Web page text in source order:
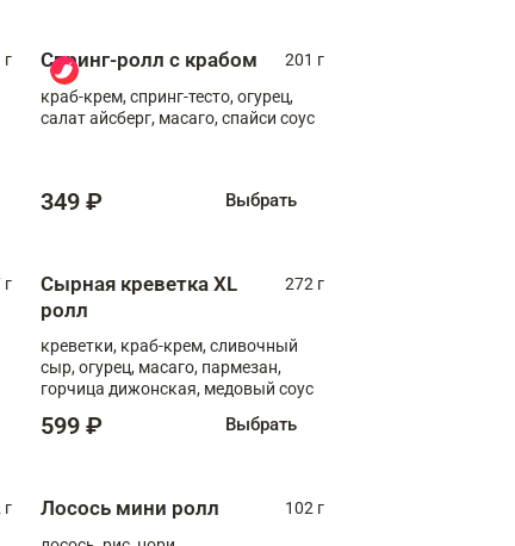
г Спринг-ролл с крабом
201 г
краб-крем, спринг-тесто, огурец,
салат айсберг, масаго, спайси соус
349 ₽ Выбрать
г
Сырная креветка XL
ролл
272 г
креветки, краб-крем, сливочный
сыр, огурец, масаго, пармезан,
горчица дижонская, медовый соус
599 ₽ Выбрать
г
Лосось мини ролл
102 г